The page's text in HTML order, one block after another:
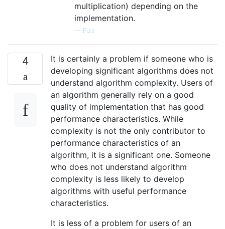
multiplication) depending on the
implementation.
— Fizz
4
It is certainly a problem if someone who is
developing significant algorithms does not
understand algorithm complexity. Users of
an algorithm generally rely on a good
quality of implementation that has good
performance characteristics. While
complexity is not the only contributor to
performance characteristics of an
algorithm, it is a significant one. Someone
who does not understand algorithm
complexity is less likely to develop
algorithms with useful performance
characteristics.
It is less of a problem for users of an